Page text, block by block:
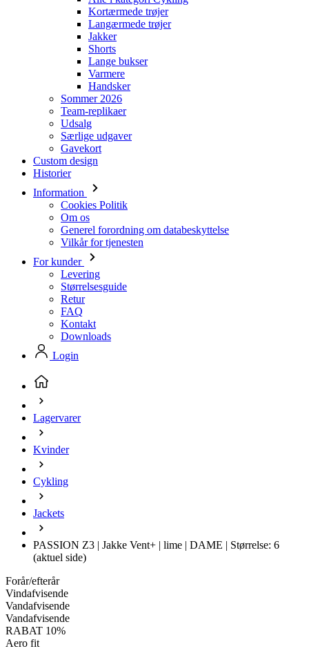
Kortærmede trøjer
Langærmede trøjer
Jakker
Shorts
Lange bukser
Varmere
Handsker
Sommer 2026
Team-replikaer
Udsalg
Særlige udgaver
Gavekort
Custom design
Historier
Information
Cookies Politik
Om os
Generel forordning om databeskyttelse
Vilkår for tjenesten
For kunder
Levering
Størrelsesguide
Retur
FAQ
Kontakt
Downloads
Login
Lagervarer
Kvinder
Cykling
Jackets
PASSION Z3 | Jakke Vent+ | lime | DAME | Størrelse: 6
(aktuel side)
Forår/efterår
Vindafvisende
Vandafvisende
Vandafvisende
RABAT 10%
Aero fit